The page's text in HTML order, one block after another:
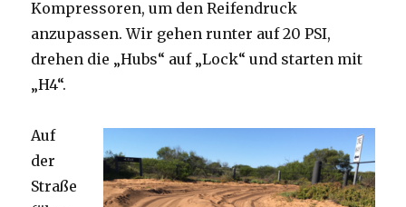
Kompressoren, um den Reifendruck
anzupassen. Wir gehen runter auf 20 PSI,
drehen die „Hubs“ auf „Lock“ und starten mit
„H4“.
Auf
der
Straße